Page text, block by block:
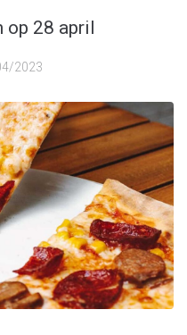
op 28 april
2023